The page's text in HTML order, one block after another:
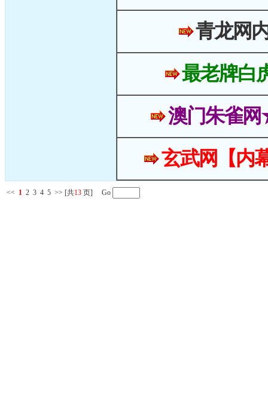
青龙网
最老牌白
澳门朱雀
玄武网【内
<< 1 2 3 4 5 >> [共13 页] Go